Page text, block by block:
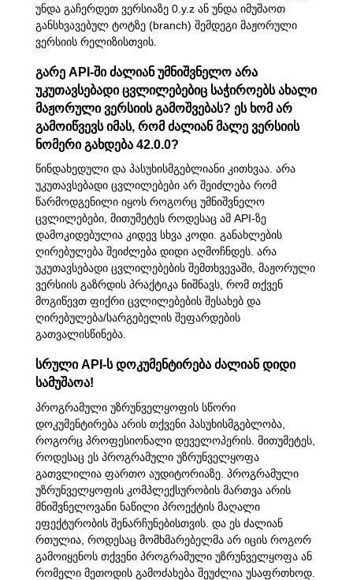
უნდა გაჩერდეთ ვერსიაზე 0.y.z ან უნდა იმუშაოთ
განსხვავებულ ტოტზე (branch) შემდეგი მაჟორული
ვერსიის რელიზისთვის.
გარე API-ში ძალიან უმნიშვნელო არა
უკუთავსებადი ცვლილებებიც საჭიროებს ახალი
მაჟორული ვერსიის გამოშვებას? ეს ხომ არ
გამოიწვევს იმას, რომ ძალიან მალე ვერსიის
ნომერი გახდება 42.0.0?
წინდახედული და პასუხისმგებლიანი კითხვაა. არა
უკუთავსებადი ცვლილებები არ შეიძლება რომ
წარმოდგენილი იყოს როგორც უმნიშვნელო
ცვლილებები, მითუმეტეს როდესაც ამ API-ზე
დამოკიდებულია კიდევ სხვა კოდი. განახლების
ღირებულება შეიძლება დიდი აღმოჩნდეს. არა
უკუთავსებადი ცვლილებების შემთხვევაში, მაჟორული
ვერსიის გაზრდის პრაქტიკა ნიშნავს, რომ თქვენ
მოგიწევთ ფიქრი ცვლილებების შესახებ და
ღირებულება/სარგებელის შეფარდების
გათვალისწინება.
სრული API-ს დოკუმენტირება ძალიან დიდი
სამუშაოა!
პროგრამული უზრუნველყოფის სწორი
დოკუმენტირება არის თქვენი პასუხისმგებლობა,
როგორც პროფესიონალი დეველოპერის. მითუმეტეს,
როდესაც ეს პროგრამული უზრუნველყოფა
გათვლილია ფართო აუდიტორიაზე. პროგრამული
უზრუნველყოფის კომპლექსურობის მართვა არის
მნიშვნელოვანი ნაწილი პროექტის მაღალი
ეფექტურობის შენარჩუნებისთვის. და ეს ძალიან
რთულია, როდესაც მომხმარებელმა არ იცის როგორ
გამოიყენოს თქვენი პროგრამული უზრუნველყოფა ან
რომელი მეთოდის გამოძახება შეუძლია უსაფრთხოდ.